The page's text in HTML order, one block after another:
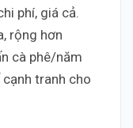
phí, giá cả.
rộng hơn
cà phê/năm
tranh cho